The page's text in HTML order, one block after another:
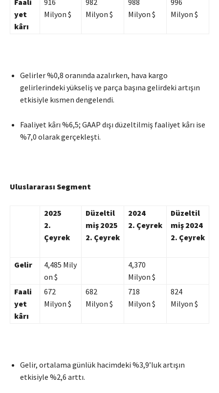
yet
kârı
Milyon $
Milyon $
Milyon $
Milyon $
Gelirler %0,8 oranında azalırken, hava kargo
gelirlerindeki yükseliş ve parça başına gelirdeki artışın
etkisiyle kısmen dengelendi.
Faaliyet kârı %6,5; GAAP dışı düzeltilmiş faaliyet kârı ise
%7,0 olarak gerçekleşti.
Uluslararası Segment
2025
2.
Çeyrek
Düzeltil
miş 2025
2. Çeyrek
2024
2. Çeyrek
Düzeltil
miş 2024
2. Çeyrek
Gelir
4,485 Mily
on $
4,370
Milyon $
Faali
yet
kârı
672
Milyon $
682
Milyon $
718
Milyon $
824
Milyon $
Gelir, ortalama günlük hacimdeki %3,9’luk artışın
etkisiyle %2,6 arttı.